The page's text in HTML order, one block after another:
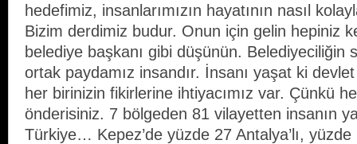
hedefimiz, insanlarımızın hayatının nasıl
Bizim derdimiz budur. Onun için gelin hepiniz
belediye başkanı gibi düşünün. Belediyeciliğin
ortak paydamız insandır. İnsanı yaşat ki
her birinizin fikirlerine ihtiyacımız var. Çünkü
önderisiniz. 7 bölgeden 81 vilayetten insanın
Türkiye… Kepez’de yüzde 27 Antalya’lı,